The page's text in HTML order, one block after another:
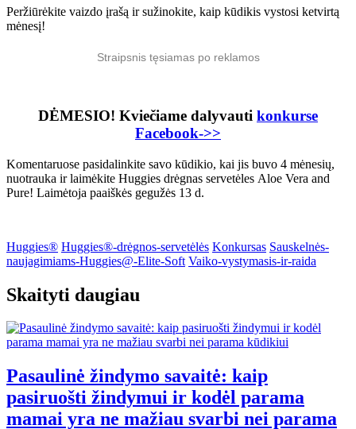
Peržiūrėkite vaizdo įrašą ir sužinokite, kaip kūdikis vystosi ketvirtą
mėnesį!
Straipsnis tęsiamas po reklamos
DĖMESIO! Kviečiame dalyvauti konkurse
Facebook->>
Komentaruose pasidalinkite savo kūdikio, kai jis buvo 4 mėnesių,
nuotrauka ir laimėkite Huggies drėgnas servetėles ​​Aloe Vera and
Pure! Laimėtoja paaiškės gegužės 13 d.
Huggies® Huggies®-drėgnos-servetėlės Konkursas Sauskelnės-
naujagimiams-Huggies@-Elite-Soft Vaiko-vystymasis-ir-raida
Skaityti daugiau
Pasaulinė žindymo savaitė: kaip
pasiruošti žindymui ir kodėl parama
mamai yra ne mažiau svarbi nei parama